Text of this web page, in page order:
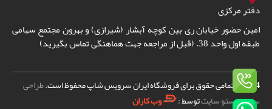
دفتر مرکزی
امین حضور خیابان ری بین کوچه آبشار (شیرازی) و بهرون مجتمع سهامی
طبقه اول واحد 38. (قبل از مراجعه جهت هماهنگی تماس بگیرید)
2024© – تمامی حقوق برای فروشگاه ایران سرویس شاپ محفوظ است.طراحی
سایتوسئو سایتتوسط : وب کاران